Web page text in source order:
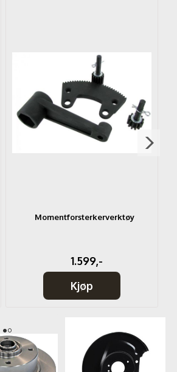
Momentforsterkerverktøy
1.599,-
Kjøp